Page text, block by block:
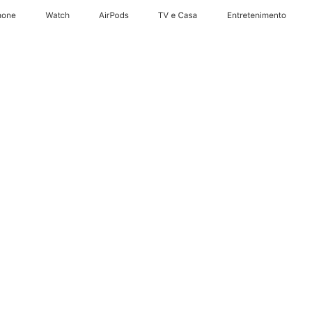
Apple Watch AirPods TV e Casa Entretenimento